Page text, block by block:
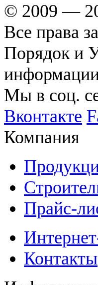
© 2009 —
Все права
Порядок и
Мы в соц.
Вконтакте
Компания
Прайс-
Контакты